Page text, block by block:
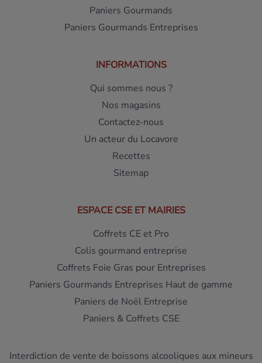
Paniers Gourmands
Paniers Gourmands Entreprises
INFORMATIONS
Qui sommes nous ?
Nos magasins
Contactez-nous
Un acteur du Locavore
Recettes
Sitemap
ESPACE CSE ET MAIRIES
Coffrets CE et Pro
Colis gourmand entreprise
Coffrets Foie Gras pour Entreprises
Paniers Gourmands Entreprises Haut de gamme
Paniers de Noël Entreprise
Paniers & Coffrets CSE
Interdiction de vente de boissons alcooliques aux mineurs